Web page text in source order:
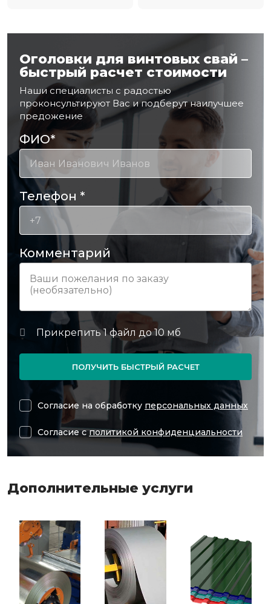
Оголовки для винтовых свай –
быстрый расчет стоимости
Наши специалисты с радостью
проконсультируют Вас и подберут наилучшее
предожение
ФИО*
Телефон *
Комментарий
ПОЛУЧИТЬ БЫСТРЫЙ РАСЧЕТ
Согласие на обработку персональных данных
Согласие сполитикой конфиденциальности
Дополнительные услуги